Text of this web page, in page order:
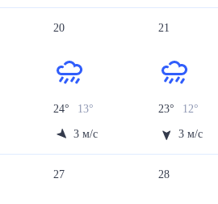
20
24° 13°
3 м/с
21
23° 12°
3 м/с
27 28